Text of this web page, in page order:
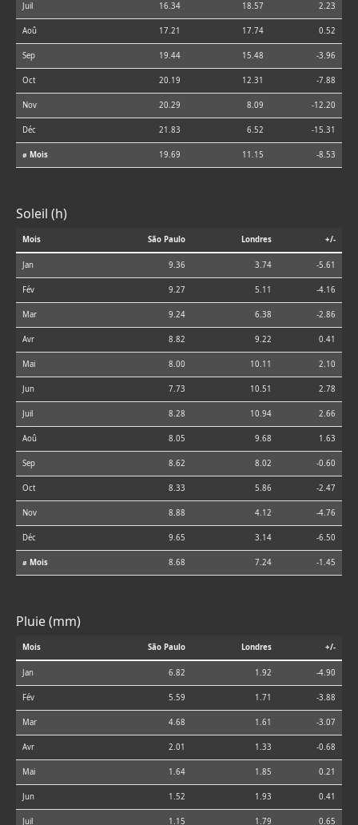
Juil 16.34 18.57 2.23
Aoû 17.21 17.74 0.52
Sep 19.44 15.48 -3.96
Oct 20.19 12.31 -7.88
Nov 20.29 8.09 -12.20
Déc 21.83 6.52 -15.31
⌀ Mois 19.69 11.15 -8.53
Soleil (h)
Mois São Paulo Londres +/-
Jan 9.36 3.74 -5.61
Fév 9.27 5.11 -4.16
Mar 9.24 6.38 -2.86
Avr 8.82 9.22 0.41
Mai 8.00 10.11 2.10
Jun 7.73 10.51 2.78
Juil 8.28 10.94 2.66
Aoû 8.05 9.68 1.63
Sep 8.62 8.02 -0.60
Oct 8.33 5.86 -2.47
Nov 8.88 4.12 -4.76
Déc 9.65 3.14 -6.50
⌀ Mois 8.68 7.24 -1.45
Pluie (mm)
Mois São Paulo Londres +/-
Jan 6.82 1.92 -4.90
Fév 5.59 1.71 -3.88
Mar 4.68 1.61 -3.07
Avr 2.01 1.33 -0.68
Mai 1.64 1.85 0.21
Jun 1.52 1.93 0.41
Juil 1.15 1.79 0.65